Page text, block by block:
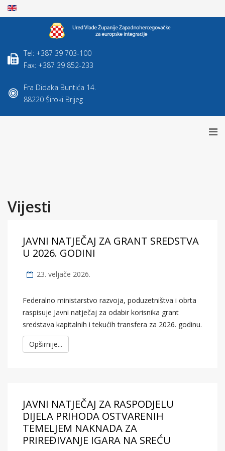
Tel: +387 39 703-100
Fax: +387 39 852-233
Fra Didaka Buntića 14.
88220 Široki Brijeg
Vijesti
JAVNI NATJEČAJ ZA GRANT SREDSTVA
U 2026. GODINI
23. veljače 2026.
Federalno ministarstvo razvoja, poduzetništva i obrta
raspisuje Javni natječaj za odabir korisnika grant
sredstava kapitalnih i tekućih transfera za 2026. godinu.
Opširnije...
JAVNI NATJEČAJ ZA RASPODJELU
DIJELA PRIHODA OSTVARENIH
TEMELJEM NAKNADA ZA
PRIREĐIVANJE IGARA NA SREĆU